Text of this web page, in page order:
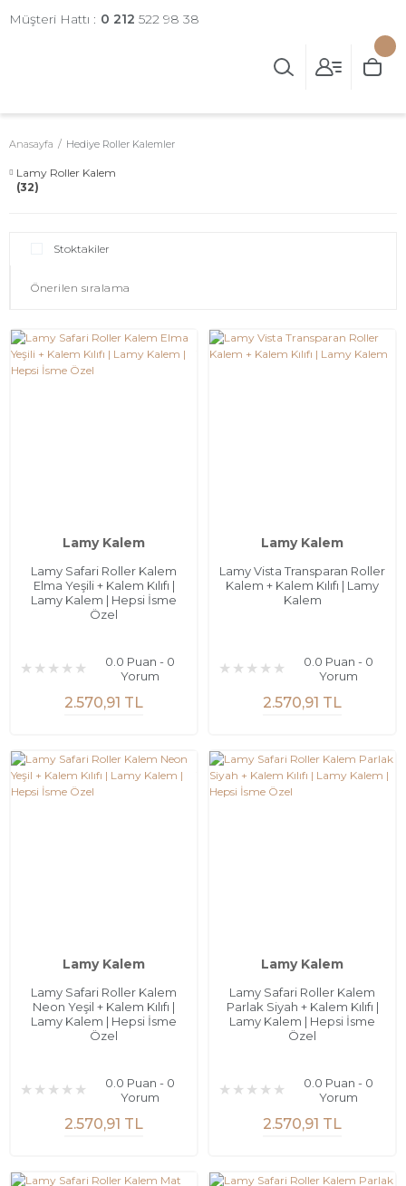
Müşteri Hattı : 0 212 522 98 38
Anasayfa Hediye Roller Kalemler
Lamy Roller Kalem
(32)
Stoktakiler
Lamy Kalem
Lamy Safari Roller Kalem
Elma Yeşili + Kalem Kılıfı |
Lamy Kalem | Hepsi İsme
Özel
0.0 Puan - 0
Yorum
2.570,91 TL
Lamy Kalem
Lamy Vista Transparan Roller
Kalem + Kalem Kılıfı | Lamy
Kalem
0.0 Puan - 0
Yorum
2.570,91 TL
Lamy Kalem
Lamy Safari Roller Kalem
Neon Yeşil + Kalem Kılıfı |
Lamy Kalem | Hepsi İsme
Özel
0.0 Puan - 0
Yorum
2.570,91 TL
Lamy Kalem
Lamy Safari Roller Kalem
Parlak Siyah + Kalem Kılıfı |
Lamy Kalem | Hepsi İsme
Özel
0.0 Puan - 0
Yorum
2.570,91 TL